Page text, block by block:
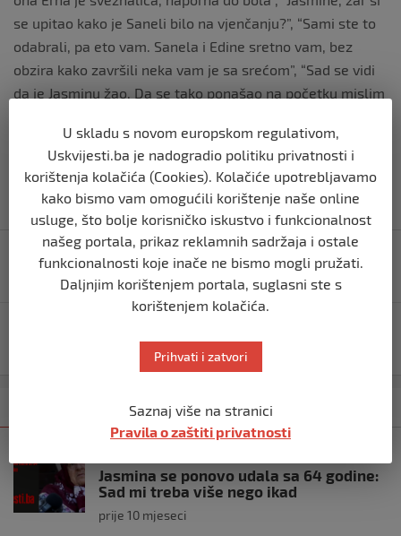
se upitao kako je Saneli bilo na vjenčanju?”, “Sami ste to
odabrali, pa eto vam. Sanela i Edine sretno vam, bez
obzira kako završili neka vam je sa srećom”, “Sad se vidi
da je Jasminu žao. Da se tako ponašao na početku mislim
neki od komentara.
Navigacija
objava
Zenička policija upozorila: Na utakmicu BiH – Finska
neće biti dozvoljeno unošenje zastava!
ambicije, ponašaju se kao autonomaši Fikreta Abdića
Najnovije
Jasmina se ponovo udala sa 64 godine:
Sad mi treba više nego ikad
prije 10 mjeseci
U skladu s novom europskom regulativom,
Uskvijesti.ba je nadogradio politiku privatnosti i
korištenja kolačića (Cookies). Kolačiće upotrebljavamo
kako bismo vam omogućili korištenje naše online
usluge, što bolje korisničko iskustvo i funkcionalnost
našeg portala, prikaz reklamnih sadržaja i ostale
funkcionalnosti koje inače ne bismo mogli pružati.
Daljnjim korištenjem portala, suglasni ste s
korištenjem kolačića.
Prihvati i zatvori
Saznaj više na stranici
Pravila o zaštiti privatnosti